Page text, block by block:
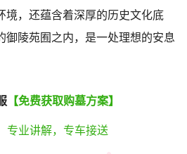
境，还蕴含着深厚的历史文化底
御陵苑囿之内，是一处理想的安息
【免费获取购墓方案】
专业讲解，专车接送